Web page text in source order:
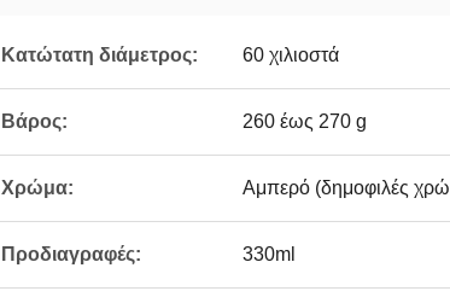
Κατώτατη διάμετρος: 60 χιλιοστά
Βάρος: 260 έως 270 g
Χρώμα: Αμπερό (δημοφιλές
Προδιαγραφές: 330ml